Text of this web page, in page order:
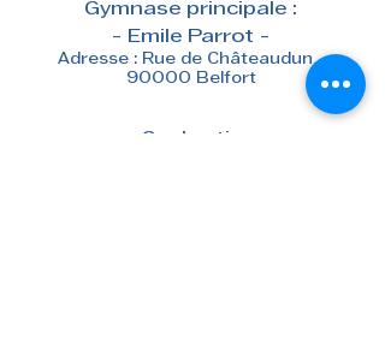
Gymnase principale :
- Emile Parrot -
Adresse : Rue de Châteaudun -
90000 Belfort